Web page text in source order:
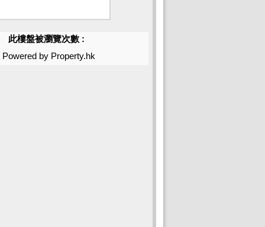
此樓盤被瀏覽次數 :
Powered by Property.hk